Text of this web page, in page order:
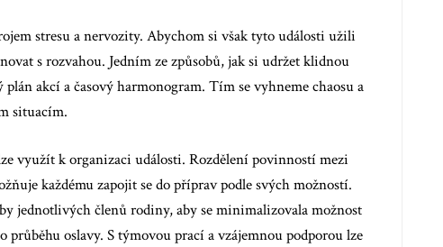
stresu a nervozity. Abychom si však tyto události užili
s rozvahou. Jedním ze způsobů, jak si udržet klidnou
akcí a časový harmonogram. Tím se vyhneme chaosu a
situacím.
využít k organizaci události. Rozdělení povinností mezi
každému zapojit se do příprav podle svých možností.
jednotlivých členů rodiny, aby se minimalizovala možnost
oslavy. S týmovou prací a vzájemnou podporou lze